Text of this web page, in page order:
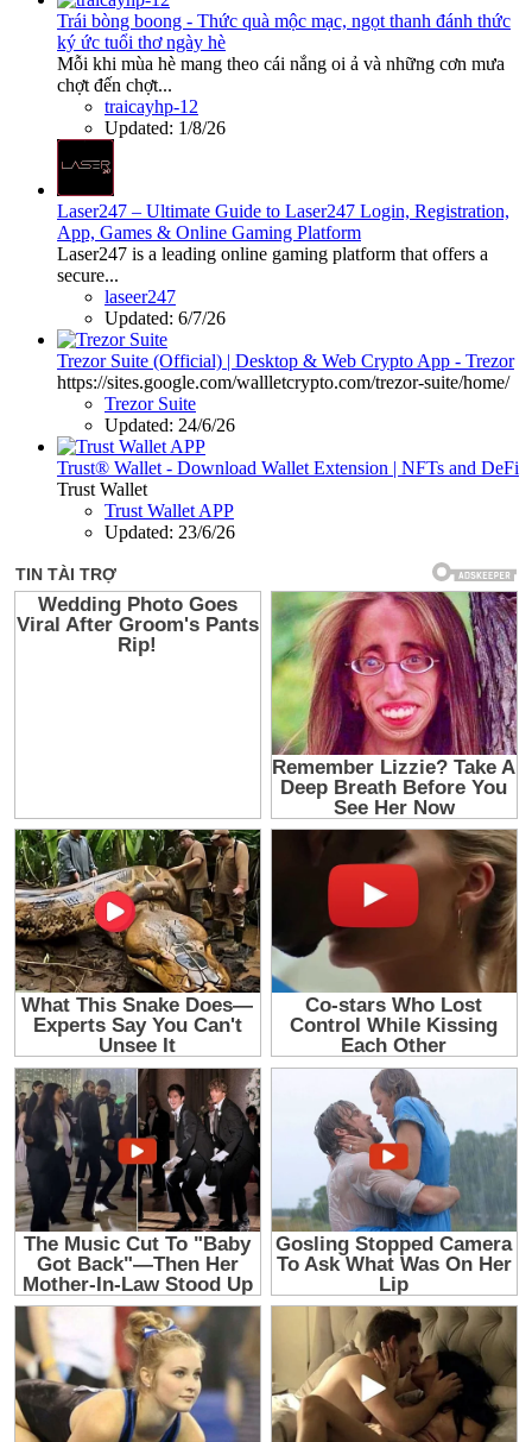
Trái bòng boong - Thức quà mộc mạc, ngọt thanh đánh thức
ký ức tuổi thơ ngày hè
Mỗi khi mùa hè mang theo cái nắng oi ả và những cơn mưa
chợt đến chợt...
traicayhp-12
Updated: 1/8/26
Laser247 – Ultimate Guide to Laser247 Login, Registration,
App, Games & Online Gaming Platform
Laser247 is a leading online gaming platform that offers a
secure...
laseer247
Updated: 6/7/26
Trezor Suite (Official) | Desktop & Web Crypto App - Trezor
https://sites.google.com/wallletcrypto.com/trezor-suite/home/
Trezor Suite
Updated: 24/6/26
Trust® Wallet - Download Wallet Extension | NFTs and DeFi
Trust Wallet
Trust Wallet APP
Updated: 23/6/26